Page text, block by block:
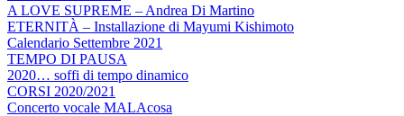
A LOVE SUPREME – Andrea Di Martino
ETERNITÀ – Installazione di Mayumi Kishimoto
Calendario Settembre 2021
TEMPO DI PAUSA
2020… soffi di tempo dinamico
CORSI 2020/2021
Concerto vocale MALAcosa